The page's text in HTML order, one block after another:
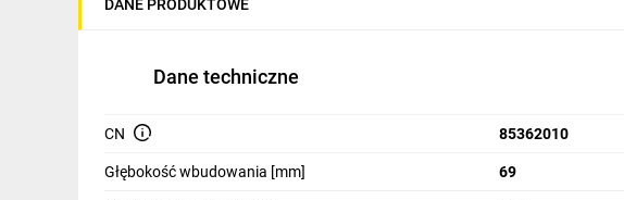
Budowa i Remont
Elektronika
DANE PRODUKTOWE
Dane techniczne
CN 85362010
Głębokość wbudowania [mm] 69